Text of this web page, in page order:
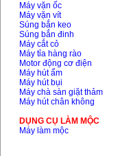
Máy vặn ốc
Máy vặn vít
Súng bắn keo
Súng bắn đinh
Máy cắt cỏ
Máy tỉa hàng rào
Motor động cơ điện
Máy hút ẩm
Máy hút bụi
Máy chà sàn giặt thảm
Máy hút chân không
DỤNG CỤ LÀM MỘC
Máy làm mộc